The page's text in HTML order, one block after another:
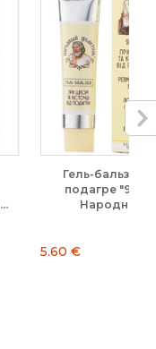
Гель-бальзам при
подагре "9 Трав".
Народный...